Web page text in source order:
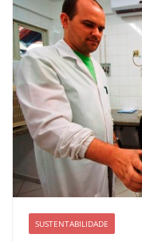
SUSTENTABILIDADE